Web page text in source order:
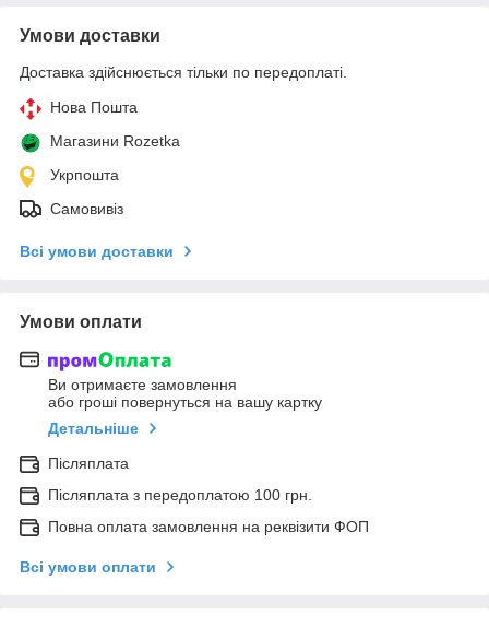
Умови доставки
Доставка здійснюється тільки по передоплаті.
Нова Пошта
Магазини Rozetka
Укрпошта
Самовивіз
Всі умови доставки
Умови оплати
Ви отримаєте замовлення
або гроші повернуться на вашу картку
Детальніше
Післяплата
Післяплата з передоплатою 100 грн.
Повна оплата замовлення на реквізити ФОП
Всі умови оплати